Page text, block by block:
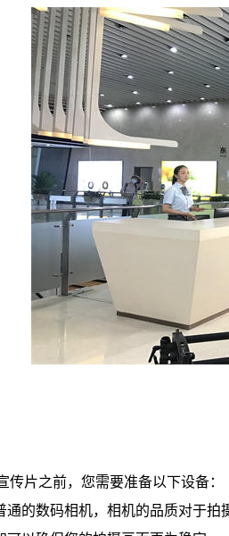
传片之前，您需要准备以下设备：
通的数码相机，相机的品质对于拍